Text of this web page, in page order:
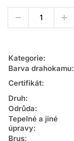
Kategorie:
Barva drahokamu:
Certifikát:
Druh:
Odrůda:
Tepelné a jiné
úpravy:
Brus: